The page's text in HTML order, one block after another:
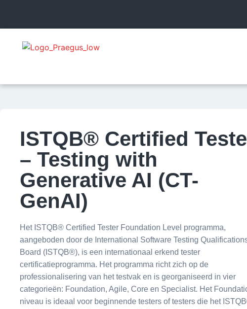
ISTQB® Certified
– Testing with
Generative AI (CT-
GenAI)
Het ISTQB® Certified Tester Foundation Level programma,
aangeboden door de International Software Testing
Board (ISTQB®), is een internationaal erkend tester
certificatieprogramma. Het programma richt zich op de
professionalisering van het testvak en is georganiseerd in vier
categorieën: Foundation, Agile, Core en Specialist. Het
niveau is ideaal voor beginnende testers of testers die het